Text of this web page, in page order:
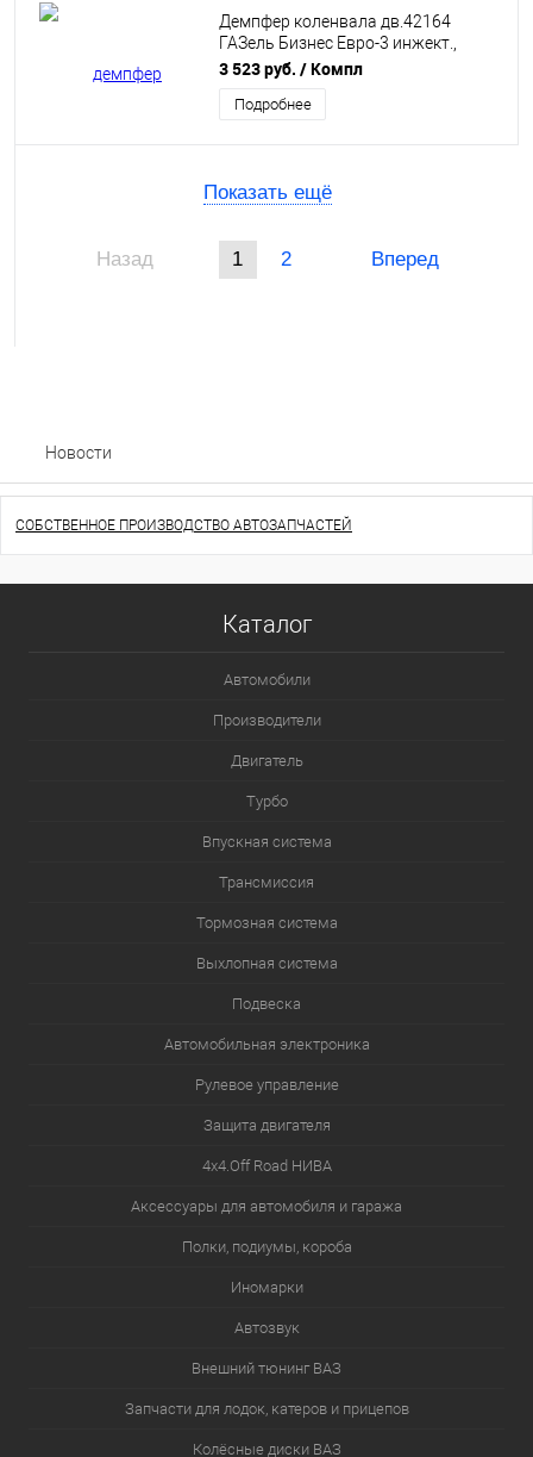
Демпфер коленвала дв.42164
ГАЗель Бизнес Евро-3 инжект.,
поликлиновой ремень SLON
42164.1005070-01
3 523 руб. / Компл
Подробнее
Показать ещё
Назад 1 2 Вперед
Новости
СОБСТВЕННОЕ ПРОИЗВОДСТВО АВТОЗАПЧАСТЕЙ
Каталог
Автомобили
Производители
Двигатель
Турбо
Впускная система
Трансмиссия
Тормозная система
Выхлопная система
Подвеска
Автомобильная электроника
Рулевое управление
Защита двигателя
4х4.Off Road НИВА
Аксессуары для автомобиля и гаража
Полки, подиумы, короба
Иномарки
Автозвук
Внешний тюнинг ВАЗ
Запчасти для лодок, катеров и прицепов
Колёсные диски ВАЗ